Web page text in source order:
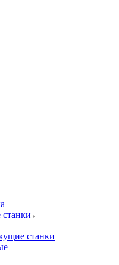
станки